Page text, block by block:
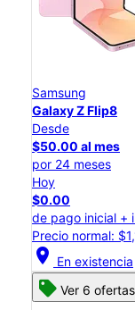
Samsung
Galaxy Z Flip8
Desde
$50.00 al mes
por 24 meses
Hoy
$0.00
de pago inicial +
Precio normal:
location_on En existencia
Ver 6 ofertas